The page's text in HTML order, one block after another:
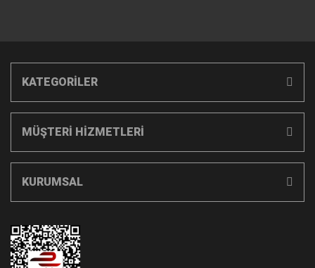
KATEGORİLER
MÜŞTERİ HİZMETLERİ
KURUMSAL